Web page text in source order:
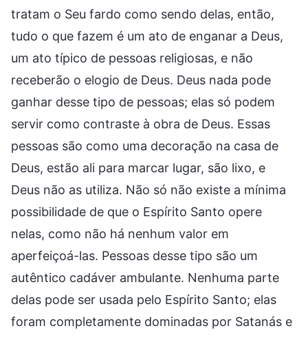
tratam o Seu fardo como sendo delas, então,
tudo o que fazem é um ato de enganar a Deus,
um ato típico de pessoas religiosas, e não
receberão o elogio de Deus. Deus nada pode
ganhar desse tipo de pessoas; elas só podem
servir como contraste à obra de Deus. Essas
pessoas são como uma decoração na casa de
Deus, estão ali para marcar lugar, são lixo, e
Deus não as utiliza. Não só não existe a mínima
possibilidade de que o Espírito Santo opere
nelas, como não há nenhum valor em
aperfeiçoá-las. Pessoas desse tipo são um
autêntico cadáver ambulante. Nenhuma parte
delas pode ser usada pelo Espírito Santo; elas
foram completamente dominadas por Satanás e